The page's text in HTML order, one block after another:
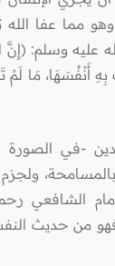
وهو مما عفا
عليه وسلم: (إِنَّ
أَنْفُسَهَا، مَا لَمْ
-في الصورة
ولجزم
الشافعي
من حديث